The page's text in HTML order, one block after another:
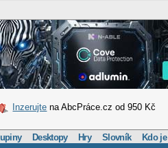
Inzerujte na AbcPráce.cz od 950 Kč
Desktopy Hry Slovník Kdo je